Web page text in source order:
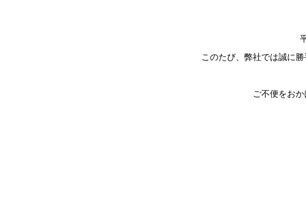
このたび、弊社では誠に
ご不便をお